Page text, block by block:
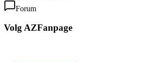
Forum
Volg AZFanpage